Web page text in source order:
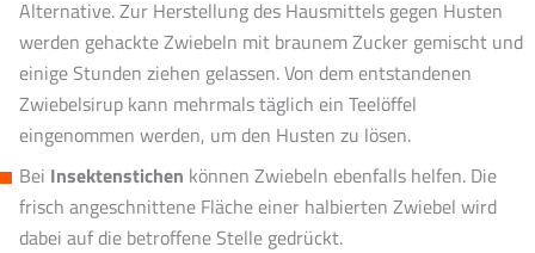
Alternative. Zur Herstellung des Hausmittels gegen Husten
werden gehackte Zwiebeln mit braunem Zucker gemischt und
einige Stunden ziehen gelassen. Von dem entstandenen
Zwiebelsirup kann mehrmals täglich ein Teelöffel
eingenommen werden, um den Husten zu lösen.
Bei Insektenstichen können Zwiebeln ebenfalls helfen. Die
frisch angeschnittene Fläche einer halbierten Zwiebel wird
dabei auf die betroffene Stelle gedrückt.